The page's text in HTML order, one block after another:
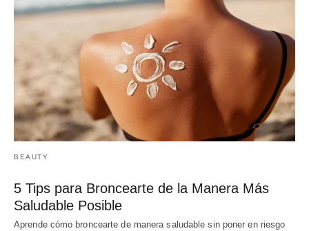
BEAUTY
5 Tips para Broncearte de la Manera Más
Saludable Posible
Aprende cómo broncearte de manera saludable sin poner en riesgo